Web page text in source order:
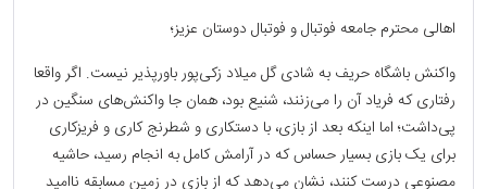
اهالی محترم جامعه فوتبال و فوتبال دوستان عزیز؛
واکنش باشگاه حریف به شادی گل میلاد زکی‌پور باورپذیر نیست. اگر واقعا
رفتاری که فریاد آن را می‌زنند، شنیع بود، همان جا واکنش‌های سنگین در
پی‌داشت؛ اما اینکه بعد از بازی، با دستکاری و شطرنج کاری و فریزکاری‌
برای یک بازی بسیار حساس که در آرامش کامل به انجام رسید، حاشیه
مصنوعی درست کنند، نشان می‌دهد که از بازی در زمین مسابقه ناامید